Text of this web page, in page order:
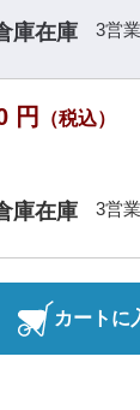
庫在庫
3営
円 （税込）
庫在庫
3営
カートに